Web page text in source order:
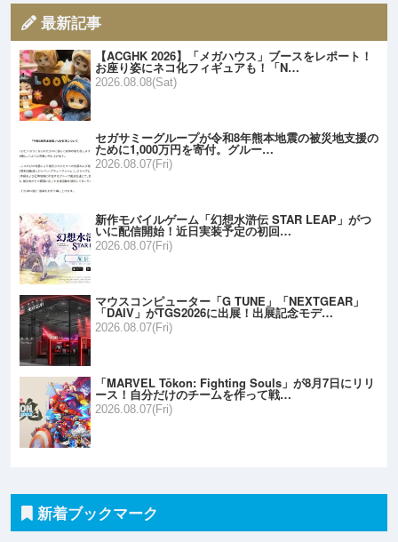
最新記事
【ACGHK 2026】「メガハウス」ブースをレポート！
お座り姿にネコ化フィギュアも！「N…
2026.08.08(Sat)
セガサミーグループが令和8年熊本地震の被災地支援の
ために1,000万円を寄付。グルー…
2026.08.07(Fri)
新作モバイルゲーム「幻想水滸伝 STAR LEAP」がつ
いに配信開始！近日実装予定の初回…
2026.08.07(Fri)
マウスコンピューター「G TUNE」「NEXTGEAR」
「DAIV」がTGS2026に出展！出展記念モデ…
2026.08.07(Fri)
「MARVEL Tōkon: Fighting Souls」が8月7日にリリ
ース！自分だけのチームを作って戦…
2026.08.07(Fri)
新着ブックマーク